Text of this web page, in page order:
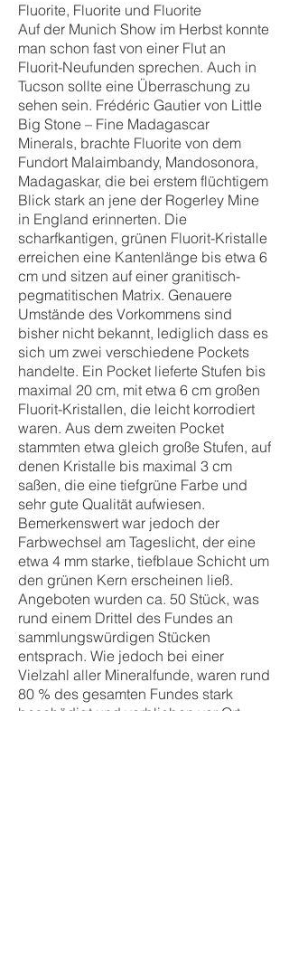
Fluorite, Fluorite und Fluorite
Auf der Munich Show im Herbst konnte
man schon fast von einer Flut an
Fluorit-Neufunden sprechen. Auch in
Tucson sollte eine Überraschung zu
sehen sein. Frédéric Gautier von Little
Big Stone – Fine Madagascar
Minerals, brachte Fluorite von dem
Fundort Malaimbandy, Mandosonora,
Madagaskar, die bei erstem flüchtigem
Blick stark an jene der Rogerley Mine
in England erinnerten. Die
scharfkantigen, grünen Fluorit-Kristalle
erreichen eine Kantenlänge bis etwa 6
cm und sitzen auf einer granitisch-
pegmatitischen Matrix. Genauere
Umstände des Vorkommens sind
bisher nicht bekannt, lediglich dass es
sich um zwei verschiedene Pockets
handelte. Ein Pocket lieferte Stufen bis
maximal 20 cm, mit etwa 6 cm großen
Fluorit-Kristallen, die leicht korrodiert
waren. Aus dem zweiten Pocket
stammten etwa gleich große Stufen, auf
denen Kristalle bis maximal 3 cm
saßen, die eine tiefgrüne Farbe und
sehr gute Qualität aufwiesen.
Bemerkenswert war jedoch der
Farbwechsel am Tageslicht, der eine
etwa 4 mm starke, tiefblaue Schicht um
den grünen Kern erscheinen ließ.
Angeboten wurden ca. 50 Stück, was
rund einem Drittel des Fundes an
sammlungswürdigen Stücken
entsprach. Wie jedoch bei einer
Vielzahl aller Mineralfunde, waren rund
80 % des gesamten Fundes stark
beschädigt und verblieben vor Ort.